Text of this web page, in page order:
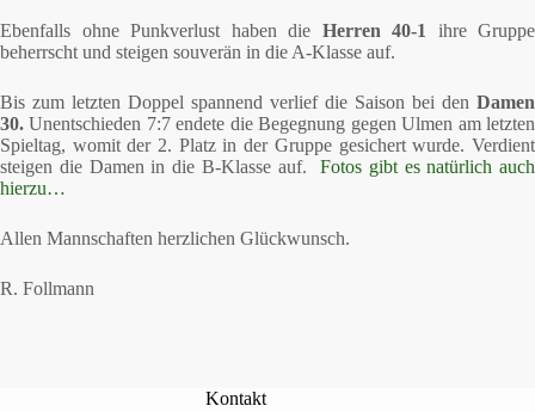
Ebenfalls ohne Punkverlust haben die Herren 40-1 ihre Gruppe
beherrscht und steigen souverän in die A-Klasse auf.
Bis zum letzten Doppel spannend verlief die Saison bei den Damen
30.Unentschieden 7:7 endete die Begegnung gegen Ulmen am letzten
Spieltag, womit der 2. Platz in der Gruppe gesichert wurde. Verdient
steigen die Damen in die B-Klasse auf. Fotos gibt es natürlich auch
hierzu…
Allen Mannschaften herzlichen Glückwunsch.
R. Follmann
Kontakt